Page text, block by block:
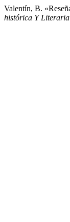
Valentín, B.
histórica Y